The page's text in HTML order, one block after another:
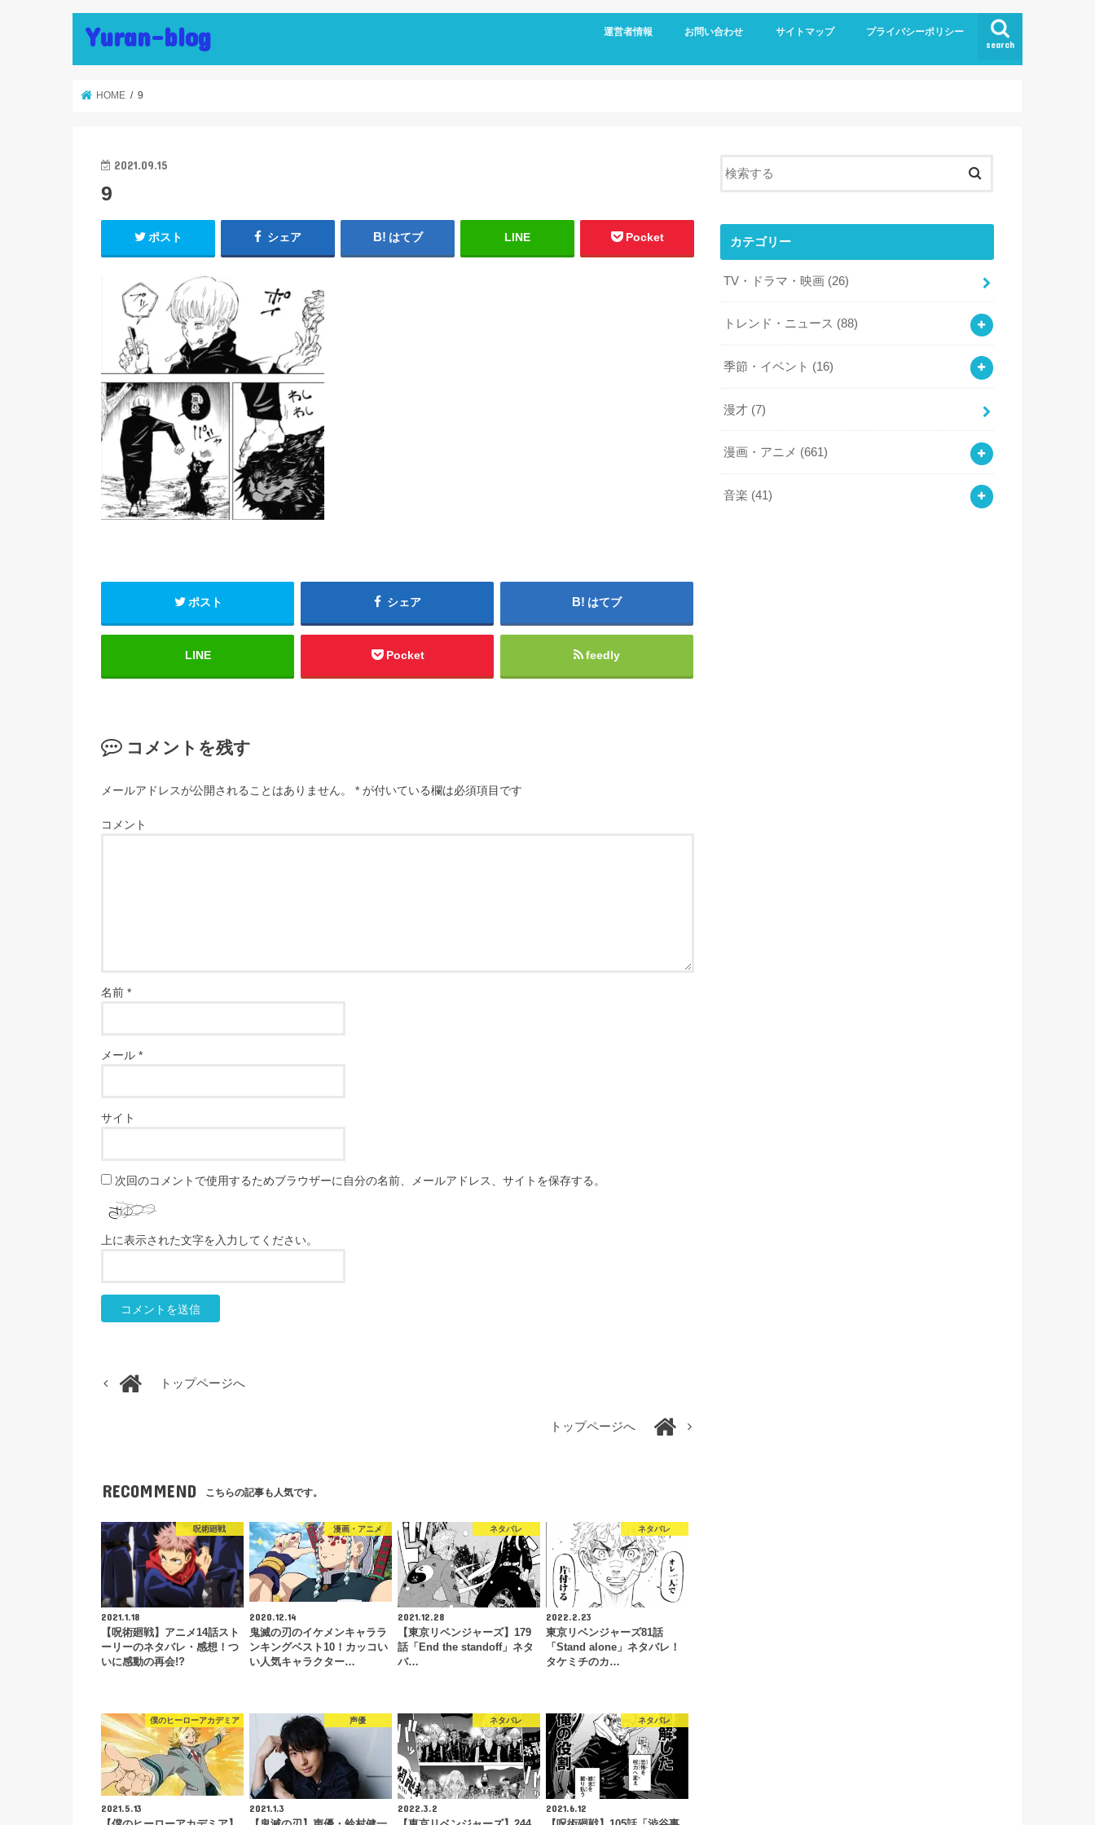
Yuran-blog search
運営者情報 お問い合わせ サイトマップ プライバシーポリシー
HOME 9
2021.09.15
9
ポスト シェア はてブ LINE Pocket
ポスト シェア はてブ
LINE Pocket feedly
コメントを残す
メールアドレスが公開されることはありません。 * が付いている欄は必須項目です
コメント
名前 *
メール *
サイト
次回のコメントで使用するためブラウザーに自分の名前、メールアドレス、サイトを保存する。
上に表示された文字を入力してください。
トップページへ
トップページへ
RECOMMEND こちらの記事も人気です。
呪術廻戦
2021.1.18
【呪術廻戦】アニメ14話スト
ーリーのネタバレ・感想！つ
いに感動の再会!?
漫画・アニメ
2020.12.14
鬼滅の刃のイケメンキャララ
ンキングベスト10！カッコい
い人気キャラクター…
ネタバレ
2021.12.28
【東京リベンジャーズ】179
話「End the standoff」ネタ
バ…
ネタバレ
2022.2.23
東京リベンジャーズ81話
「Stand alone」ネタバレ！
タケミチのカ…
僕のヒーローアカデミア
2021.5.13
声優
2021.1.3
ネタバレ
2022.3.2
ネタバレ
2021.6.12
カテゴリー
TV・ドラマ・映画 (26)
トレンド・ニュース (88)
季節・イベント (16)
漫才 (7)
漫画・アニメ (661)
音楽 (41)